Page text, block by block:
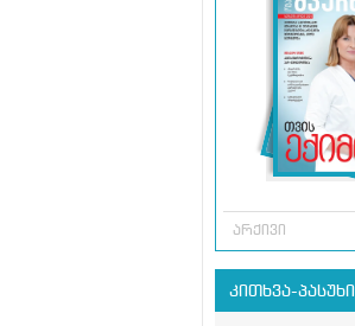
არქივი
კითხვა-პასუხი